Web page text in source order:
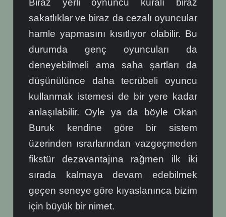
Biraz yerli oynuncu kuralı biraz
sakatlıklar ve biraz da cezalı oyuncular
hamle yapmasını kısıtlıyor olabilir. Bu
durumda genç oyuncuları da
deneyebilmeli ama saha şartları da
düşünülünce daha tecrübeli oyuncu
kullanmak istemesi de bir yere kadar
anlaşılabilir. Oyle ya da böyle Okan
Buruk kendine göre bir sistem
üzerinden ısrarlarından vazgeçmeden
fikstür dezavantajına rağmen ilk iki
sırada kalmaya devam edebilmek
geçen seneye göre kıyaslanınca bizim
için büyük bir nimet.